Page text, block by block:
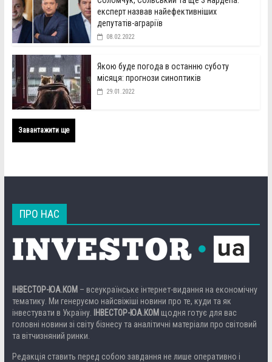
експерт назвав найефективніших
депутатів-аграріїв
08.02.2022
Якою буде погода в останню суботу
місяця: прогнози синоптиків
29.01.2022
Завантажити ще
ПРО НАС
ІНВЕСТОР-ЮА.КОМ – всеукраїнське інтернет-видання на економічну
тематику. Ми генеруємо найсвіжіші новини про те, куди та як
інвестувати в Україну.
ІНВЕСТОР-ЮА.КОМ щодня готує для вас
головні новини зі світу бізнесу та аналітичні матеріали про світовий
та вітчизняний ринки.
Редакція ставить перед собою завдання не лише оперативно і